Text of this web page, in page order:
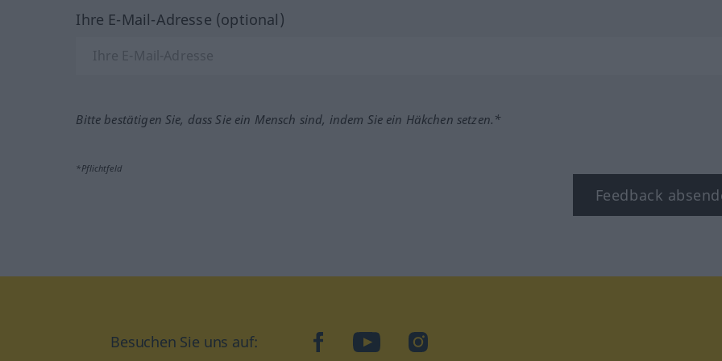
Ihre E-Mail-Adresse (optional)
Bitte bestätigen Sie, dass Sie ein Mensch sind, indem Sie ein Häkchen setzen.*
*Pflichtfeld
Feedback
Besuchen Sie uns auf: facebookYouTubeInstagram